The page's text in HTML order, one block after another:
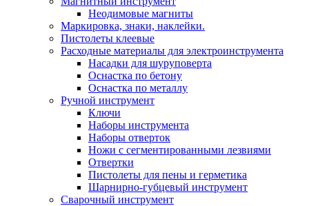
Неодимовые магниты
Маркировка, знаки, наклейки.
Пистолеты клеевые
Расходные материалы для электроинструмента
Насадки для шуруповерта
Оснастка по бетону
Оснастка по металлу
Ручной инструмент
Ключи
Наборы инструмента
Наборы отверток
Ножи с сегментированными лезвиями
Отвертки
Пистолеты для пены и герметика
Шарнирно-губцевый инструмент
Сварочный инструмент